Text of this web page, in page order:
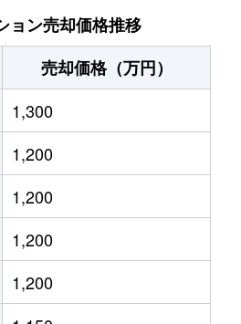
万円 札幌(ＪＲ)
万円 東区役所前
万円
万円
万円
万円
万円
ョン売却価格推移
売却価格（万円）
1,300
1,200
1,200
1,200
1,200